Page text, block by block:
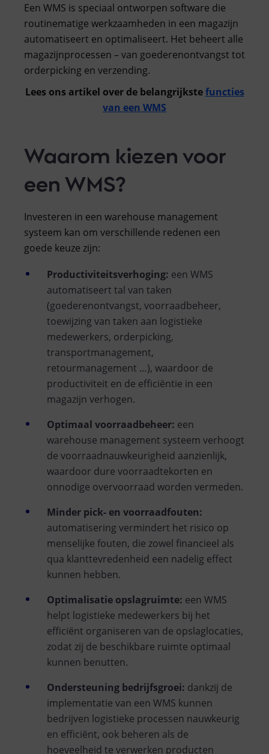
Een WMS is speciaal ontworpen software die
routinematige werkzaamheden in een magazijn
automatiseert en optimaliseert. Het beheert alle
magazijnprocessen – van goederenontvangst tot
orderpicking en verzending.
Lees ons artikel over de belangrijkstefuncties
van een WMS
Waarom kiezen voor
een WMS?
Investeren in een warehouse management
systeem kan om verschillende redenen een
goede keuze zijn:
Productiviteitsverhoging: een WMS
automatiseert tal van taken
(goederenontvangst, voorraadbeheer,
toewijzing van taken aan logistieke
medewerkers, orderpicking,
transportmanagement,
retourmanagement …), waardoor de
productiviteit en de efficiëntie in een
magazijn verhogen.
Optimaal voorraadbeheer: een
warehouse management systeem verhoogt
de voorraadnauwkeurigheid aanzienlijk,
waardoor dure voorraadtekorten en
onnodige overvoorraad worden vermeden.
Minder pick- en voorraadfouten:
automatisering vermindert het risico op
menselijke fouten, die zowel financieel als
qua klanttevredenheid een nadelig effect
kunnen hebben.
Optimalisatie opslagruimte: een WMS
helpt logistieke medewerkers bij het
efficiënt organiseren van de opslaglocaties,
zodat zij de beschikbare ruimte optimaal
kunnen benutten.
Ondersteuning bedrijfsgroei: dankzij de
implementatie van een WMS kunnen
bedrijven logistieke processen nauwkeurig
en efficiënt, ook beheren als de
hoeveelheid te verwerken producten